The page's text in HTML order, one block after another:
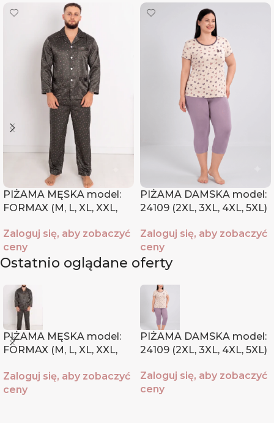
PIŻAMA MĘSKA model:
FORMAX (M, L, XL, XXL,
Zaloguj się, aby zobaczyć
ceny
PIŻAMA DAMSKA model:
24109 (2XL, 3XL, 4XL, 5XL)
Zaloguj się, aby zobaczyć
ceny
Ostatnio oglądane oferty
PIŻAMA MĘSKA model:
FORMAX (M, L, XL, XXL,
Zaloguj się, aby zobaczyć
ceny
PIŻAMA DAMSKA model:
24109 (2XL, 3XL, 4XL, 5XL)
Zaloguj się, aby zobaczyć
ceny